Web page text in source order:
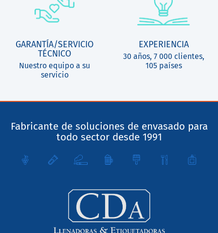
GARANTÍA/SERVICIO
TÉCNICO
Nuestro equipo a su
servicio
EXPERIENCIA
30 años, 7 000 clientes,
105 países
Fabricante de soluciones de envasado para
todo sector desde 1991